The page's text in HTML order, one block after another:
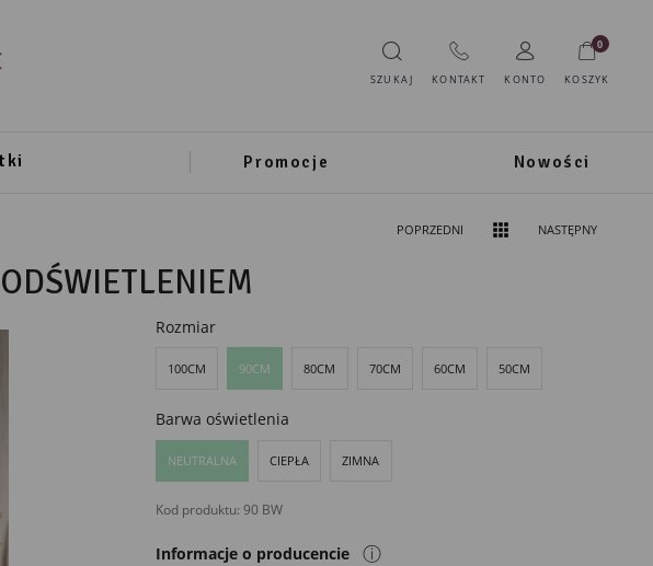
SZUKAJ KONTAKT KONTO KOSZYK
0
Promocje Nowości
POPRZEDNI NASTĘPNY
Rozmiar
100CM 90CM 80CM 70CM 60CM 50CM
Barwa oświetlenia
NEUTRALNA CIEPŁA ZIMNA
Kod produktu: 90 BW
Informacje o producencie ⓘ